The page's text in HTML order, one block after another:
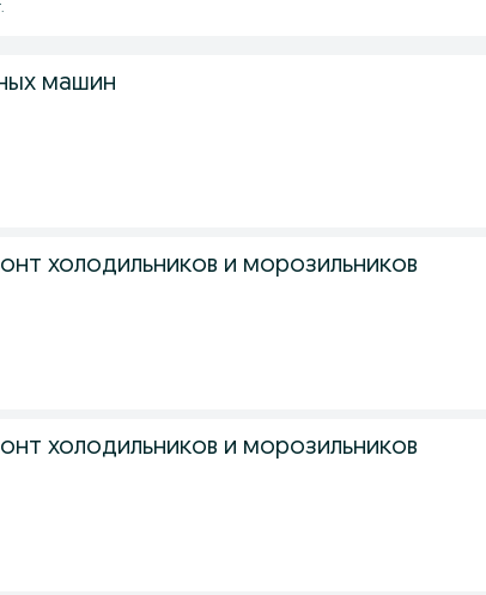
машин
холодильников и морозильников
холодильников и морозильников